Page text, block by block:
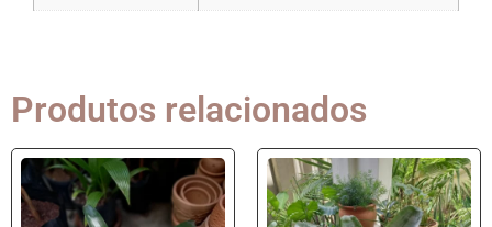
Produtos relacionados